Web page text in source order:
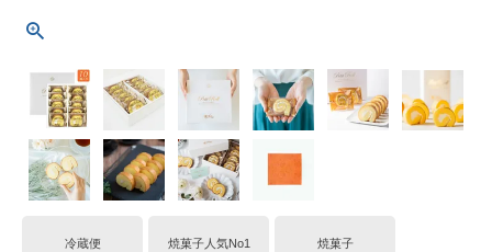
冷蔵便 焼菓子人気No1 焼菓子